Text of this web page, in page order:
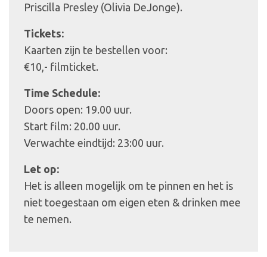
Priscilla Presley (Olivia DeJonge).
Tickets:
Kaarten zijn te bestellen voor:
€10,- filmticket.
Time Schedule:
Doors open: 19.00 uur.
Start film: 20.00 uur.
Verwachte eindtijd: 23:00 uur.
Let op:
Het is alleen mogelijk om te pinnen en het is
niet toegestaan om eigen eten & drinken mee
te nemen.